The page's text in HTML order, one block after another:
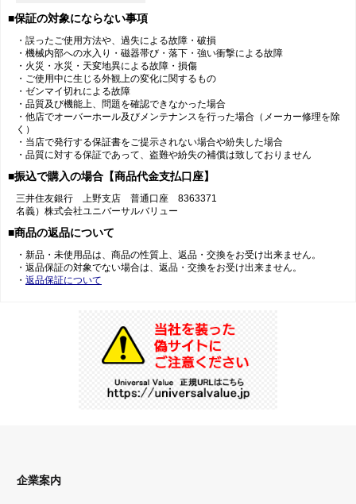
■保証の対象にならない事項
・誤ったご使用方法や、過失による故障・破損
・機械内部への水入り・磁器帯び・落下・強い衝撃による故障
・火災・水災・天変地異による故障・損傷
・ご使用中に生じる外観上の変化に関するもの
・ゼンマイ切れによる故障
・品質及び機能上、問題を確認できなかった場合
・他店でオーバーホール及びメンテナンスを行った場合（メーカー修理を除
く）
・当店で発行する保証書をご提示されない場合や紛失した場合
・品質に対する保証であって、盗難や紛失の補償は致しておりません
■振込で購入の場合【商品代金支払口座】
三井住友銀行 上野支店 普通口座 8363371
名義）株式会社ユニバーサルバリュー
■商品の返品について
・新品・未使用品は、商品の性質上、返品・交換をお受け出来ません。
・返品保証の対象でない場合は、返品・交換をお受け出来ません。
・ 返品保証について
企業案内